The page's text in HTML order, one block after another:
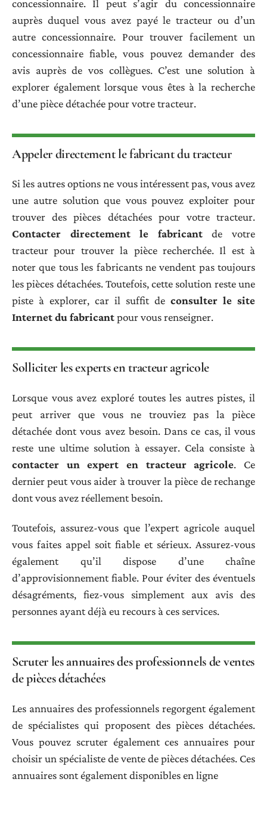
concessionnaire. Il peut s’agir du concessionnaire
auprès duquel vous avez payé le tracteur ou d’un
autre concessionnaire. Pour trouver facilement un
concessionnaire fiable, vous pouvez demander des
avis auprès de vos collègues. C’est une solution à
explorer également lorsque vous êtes à la recherche
d’une pièce détachée pour votre tracteur.
Appeler directement le fabricant du tracteur
Si les autres options ne vous intéressent pas, vous avez
une autre solution que vous pouvez exploiter pour
trouver des pièces détachées pour votre tracteur.
Contacter directement le fabricantde votre
tracteur pour trouver la pièce recherchée. Il est à
noter que tous les fabricants ne vendent pas toujours
les pièces détachées. Toutefois, cette solution reste une
piste à explorer, car il suffit de consulter le site
Internet du fabricantpour vous renseigner.
Solliciter les experts en tracteur agricole
Lorsque vous avez exploré toutes les autres pistes, il
peut arriver que vous ne trouviez pas la pièce
détachée dont vous avez besoin. Dans ce cas, il vous
reste une ultime solution à essayer. Cela consiste à
contacter un expert en tracteur agricole. Ce
dernier peut vous aider à trouver la pièce de rechange
dont vous avez réellement besoin.
Toutefois, assurez-vous que l’expert agricole auquel
vous faites appel soit fiable et sérieux. Assurez-vous
également qu’il dispose d’une chaîne
d’approvisionnement fiable. Pour éviter des éventuels
désagréments, fiez-vous simplement aux avis des
personnes ayant déjà eu recours à ces services.
Scruter les annuaires des professionnels de ventes
de pièces détachées
Les annuaires des professionnels regorgent également
de spécialistes qui proposent des pièces détachées.
Vous pouvez scruter également ces annuaires pour
choisir un spécialiste de vente de pièces détachées. Ces
annuaires sont également disponibles en ligne